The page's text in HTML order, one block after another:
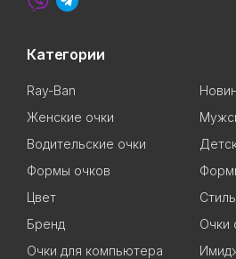
Категории
Ray-Ban
Женские очки
Водительские очки
Формы очков
Цвет
Стиль
Бренд
Очки
Очки для компьютера